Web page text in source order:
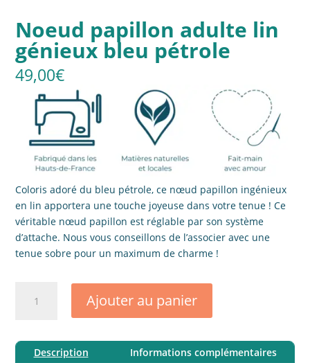
Noeud papillon adulte lin
génieux bleu pétrole
49,00€
Coloris adoré du bleu pétrole, ce nœud papillon ingénieux
en lin apportera une touche joyeuse dans votre tenue ! Ce
véritable nœud papillon est réglable par son système
d’attache. Nous vous conseillons de l’associer avec une
tenue sobre pour un maximum de charme !
adulte
Ajouter au panier
Description Informations complémentaires